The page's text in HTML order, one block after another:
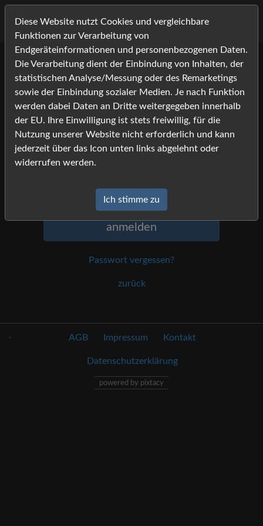
Anmeldung
Um sich anzumelden, geben Sie Namen
und Passwort ein, und klicken Sie auf
»anmelden«.
anmelden
Passwort vergessen?
zurück
Diese Website nutzt Cookies und vergleichbare
Funktionen zur Verarbeitung von
Endgeräteinformationen und personenbezogenen Daten.
Die Verarbeitung dient der Einbindung von Inhalten, der
statistischen Analyse/Messung oder des Remarketings
sowie der Einbindung sozialer Medien. Je nach Funktion
werden dabei Daten an Dritte weitergegeben innerhalb
der EU. Ihre Einwilligung ist stets freiwillig, für die
Nutzung unserer Website nicht erforderlich und kann
jederzeit über das Icon unten links abgelehnt oder
widerrufen werden.
Ich stimme zu
. AGB Impressum Kontakt
Datenschutzerklärung
powered by pixtacy